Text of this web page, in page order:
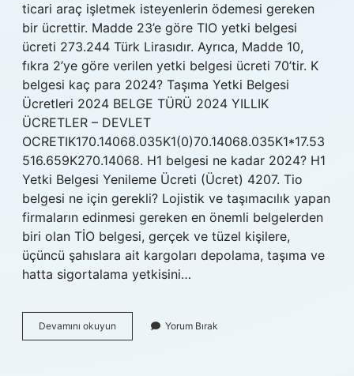
ticari araç işletmek isteyenlerin ödemesi gereken
bir ücrettir. Madde 23’e göre TIO yetki belgesi
ücreti 273.244 Türk Lirasıdır. Ayrıca, Madde 10,
fıkra 2’ye göre verilen yetki belgesi ücreti 70’tir. K
belgesi kaç para 2024? Taşıma Yetki Belgesi
Ücretleri 2024 BELGE TÜRÜ 2024 YILLIK
ÜCRETLER – DEVLET
OCRETIK170.14068.035K1(0)70.14068.035K1*17.53
516.659K270.14068. H1 belgesi ne kadar 2024? H1
Yetki Belgesi Yenileme Ücreti (Ücret) 4207. Tio
belgesi ne için gerekli? Lojistik ve taşımacılık yapan
firmaların edinmesi gereken en önemli belgelerden
biri olan TİO belgesi, gerçek ve tüzel kişilere,
üçüncü şahıslara ait kargoları depolama, taşıma ve
hatta sigortalama yetkisini…
Devamını okuyun
Belgesi
Yorum Bırak